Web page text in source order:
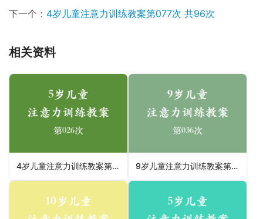
下一个： 4岁儿童注意力训练教案第077次 共96次
相关资料
4岁儿童注意力训练教案第026次 共96次 9岁儿童注意力训练教案第036次 共96次